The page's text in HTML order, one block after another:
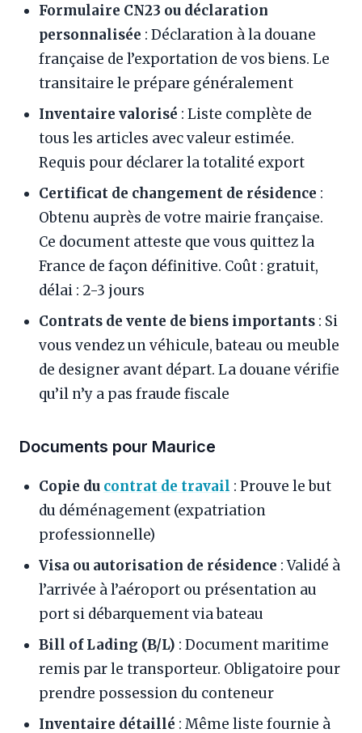
Formulaire CN23 ou déclaration
personnalisée : Déclaration à la douane
française de l’exportation de vos biens. Le
transitaire le prépare généralement
Inventaire valorisé : Liste complète de
tous les articles avec valeur estimée.
Requis pour déclarer la totalité export
Certificat de changement de résidence :
Obtenu auprès de votre mairie française.
Ce document atteste que vous quittez la
France de façon définitive. Coût : gratuit,
délai : 2-3 jours
Contrats de vente de biens importants : Si
vous vendez un véhicule, bateau ou meuble
de designer avant départ. La douane vérifie
qu’il n’y a pas fraude fiscale
Documents pour Maurice
Copie du contrat de travail : Prouve le but
du déménagement (expatriation
professionnelle)
Visa ou autorisation de résidence : Validé à
l’arrivée à l’aéroport ou présentation au
port si débarquement via bateau
Bill of Lading (B/L) : Document maritime
remis par le transporteur. Obligatoire pour
prendre possession du conteneur
Inventaire détaillé : Même liste fournie à